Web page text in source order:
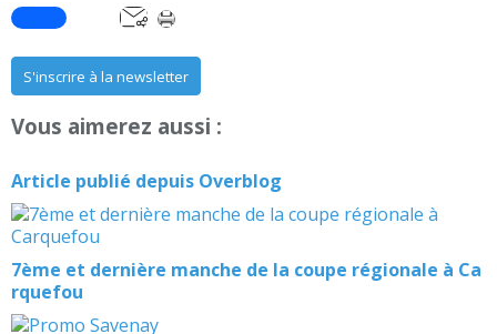
S'inscrire à la newsletter
Vous aimerez aussi :
Article publié depuis Overblog
7ème et dernière manche de la coupe régionale à Ca
rquefou